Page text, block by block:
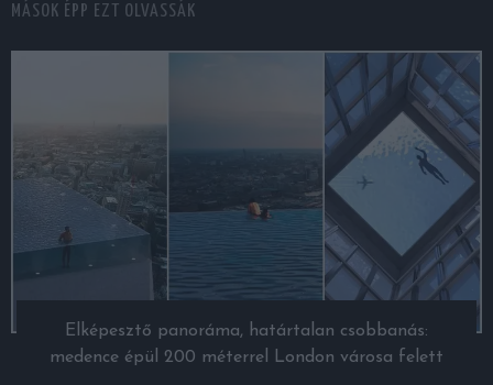
MÁSOK ÉPP EZT OLVASSÁK
Elképesztő panoráma, határtalan csobbanás:
medence épül 200 méterrel London városa felett